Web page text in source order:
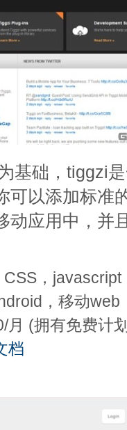
基础，tiggzi
可以添加标准
动应用中，并
，javascript
，移动web
月 (拥有免费计
档